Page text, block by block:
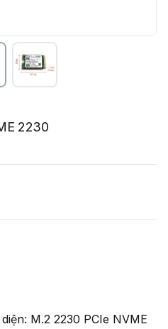
2230
M.2 2230 PCIe NVME